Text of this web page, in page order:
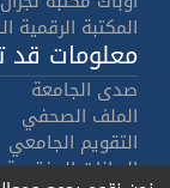
المكتبة الرقمية
معلومات قد
صدى الجامعة
الملف الصحفي
التقويم الجامعي
البيانات المفتوحة